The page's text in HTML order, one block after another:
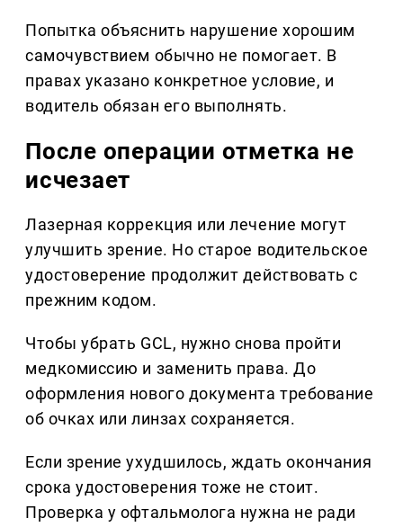
Попытка объяснить нарушение хорошим
самочувствием обычно не помогает. В
правах указано конкретное условие, и
водитель обязан его выполнять.
После операции отметка не
исчезает
Лазерная коррекция или лечение могут
улучшить зрение. Но старое водительское
удостоверение продолжит действовать с
прежним кодом.
Чтобы убрать GCL, нужно снова пройти
медкомиссию и заменить права. До
оформления нового документа требование
об очках или линзах сохраняется.
Если зрение ухудшилось, ждать окончания
срока удостоверения тоже не стоит.
Проверка у офтальмолога нужна не ради